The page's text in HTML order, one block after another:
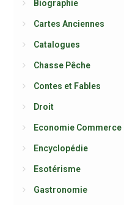
Biographie
Cartes Anciennes
Catalogues
Chasse Pêche
Contes et Fables
Droit
Economie Commerce
Encyclopédie
Esotérisme
Gastronomie